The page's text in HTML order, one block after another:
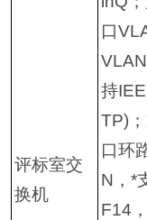
评标室交
换机
口
持
TP)
口环
N，*
F14